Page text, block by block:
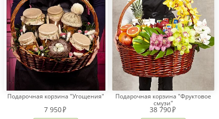
Подарочная корзина "Угощения"
7 950
Подарочная корзина "Фруктовое
смузи"
38 790